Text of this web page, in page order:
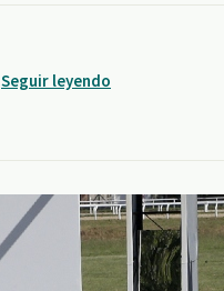
Seguir leyendo